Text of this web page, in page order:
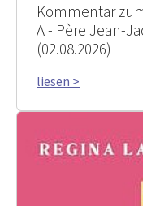
Kommentar
A - Père Jean-
(02.08.2026)
liesen >